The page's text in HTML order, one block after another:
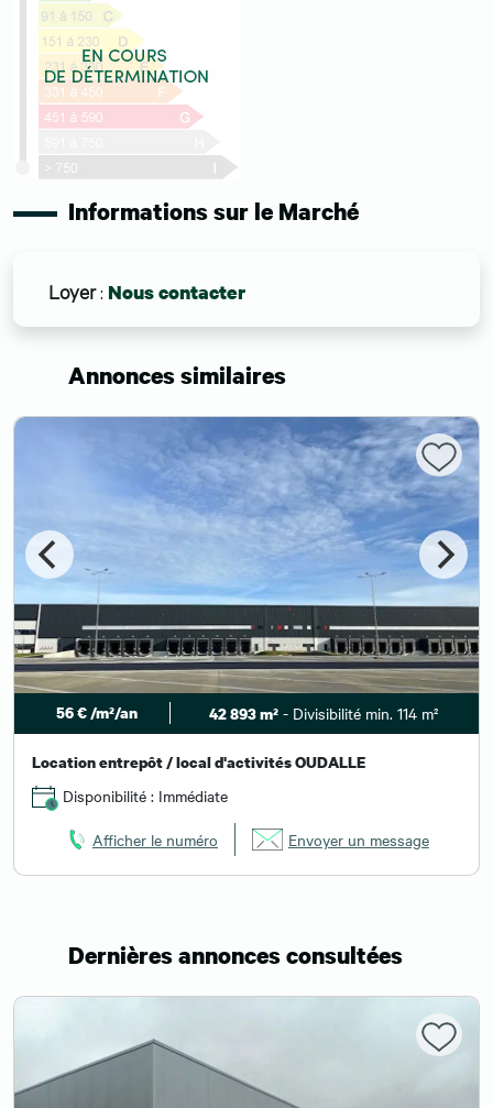
Informations sur le Marché
Loyer: Nous contacter
Annonces similaires
56 € /m²/an 42 893 m²- Divisibilité min. 114 m²
Location entrepôt / local d'activités OUDALLE
Disponibilité : Immédiate
Afficher le numéro Envoyer un message
Dernières annonces consultées